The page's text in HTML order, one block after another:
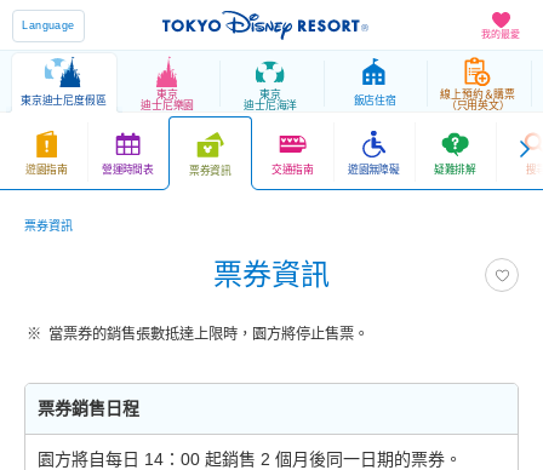
我的最愛
Language
東京迪士尼度假區
東京
迪士尼樂園
東京
迪士尼海洋
飯店住宿
線上預約＆購票
（只用英文）
遊園指南 營運時間表 票券資訊 交通指南 遊園無障礙 疑難排解 搜
票券資訊
票券資訊
當票券的銷售張數抵達上限時，園方將停止售票。
票券銷售日程
園方將自每日 14：00 起銷售 2 個月後同一日期的票券。